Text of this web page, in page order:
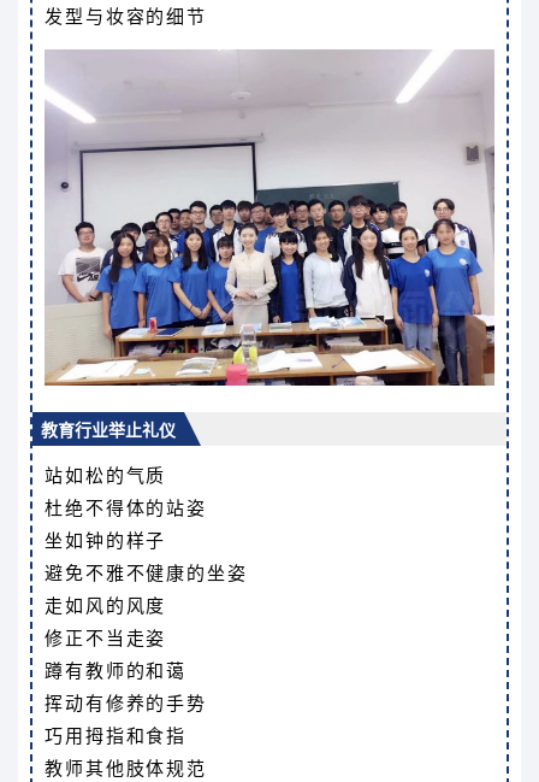
发型与妆容的细节
教育行业举止礼仪
站如松的气质
杜绝不得体的站姿
坐如钟的样子
避免不雅不健康的坐姿
走如风的风度
修正不当走姿
蹲有教师的和蔼
挥动有修养的手势
巧用拇指和食指
教师其他肢体规范